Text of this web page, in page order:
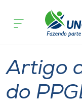
Cursos
Pesquisa
acontece
Artigo
do